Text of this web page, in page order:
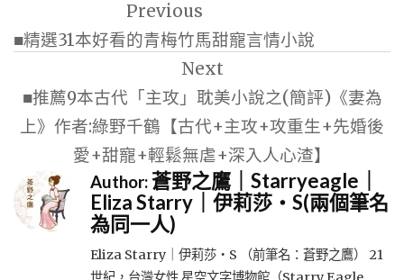
導
覽
Previous
■精選31本好看的青梅竹馬甜寵言情小說
Next
■推薦9本古代「主攻」耽美小說之(簡評)《妻為
上》作者:綠野千鶴【古代+主攻+攻重生+先婚後
愛+甜寵+輕鬆無虐+深入人心渣】
Author:蒼野之鷹｜Starryeagle｜
Eliza Starry｜伊莉莎・S(兩個筆名
為同一人)
Eliza Starry｜伊莉莎・S （前筆名：蒼野之鷹） 21